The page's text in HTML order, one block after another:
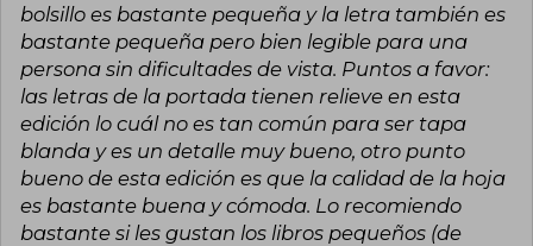
bolsillo es bastante pequeña y la letra también es
bastante pequeña pero bien legible para una
persona sin dificultades de vista. Puntos a favor:
las letras de la portada tienen relieve en esta
edición lo cuál no es tan común para ser tapa
blanda y es un detalle muy bueno, otro punto
bueno de esta edición es que la calidad de la hoja
es bastante buena y cómoda. Lo recomiendo
bastante si les gustan los libros pequeños (de